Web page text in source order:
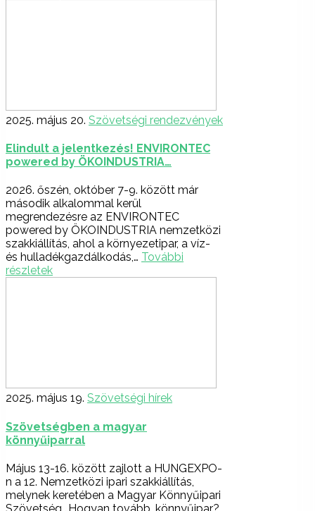
2025. május 20. Szövetségi rendezvények
Elindult a jelentkezés! ENVIRONTEC
powered by ÖKOINDUSTRIA…
2026. őszén, október 7-9. között már
második alkalommal kerül
megrendezésre az ENVIRONTEC
powered by ÖKOINDUSTRIA nemzetközi
szakkiállítás, ahol a környezetipar, a víz-
és hulladékgazdálkodás,… További
részletek
2025. május 19. Szövetségi hírek
Szövetségben a magyar
könnyűiparral
Május 13-16. között zajlott a HUNGEXPO-
n a 12. Nemzetközi ipari szakkiállítás,
melynek keretében a Magyar Könnyűipari